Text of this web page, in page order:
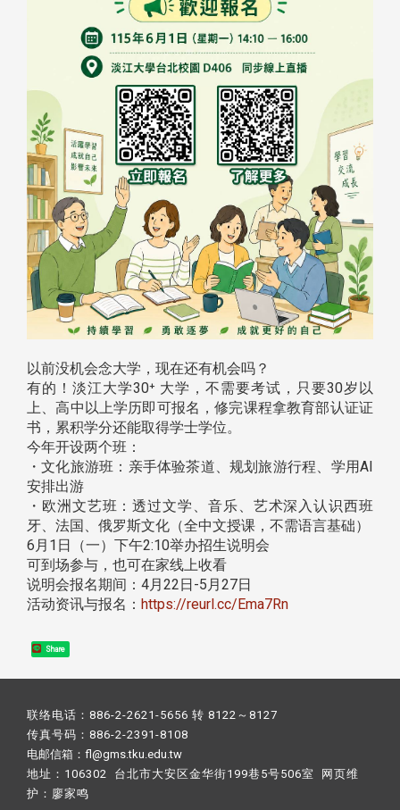
以前没机会念大学，现在还有机会吗？
有的！淡江大学30⁺ 大学，不需要考试，只要30岁以
上、高中以上学历即可报名，修完课程拿教育部认证证
书，累积学分还能取得学士学位。
今年开设两个班：
・文化旅游班：亲手体验茶道、规划旅游行程、学用AI
安排出游
・欧洲文艺班：透过文学、音乐、艺术深入认识西班
牙、法国、俄罗斯文化（全中文授课，不需语言基础）
6月1日（一）下午2:10举办招生说明会
可到场参与，也可在家线上收看
说明会报名期间：4月22日-5月27日
活动资讯与报名： https://reurl.cc/Ema7Rn
Share
联络电话：886-2-2621-5656 转 8122～8127
传真号码：886-2-2391-8108
电邮信箱：fl@gms.tku.edu.tw
地址：106302 台北市大安区金华街199巷5号506室 网页维
护： 廖家鸣​